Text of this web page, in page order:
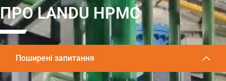
ПРО LANDU HPMC
Поширені запитання